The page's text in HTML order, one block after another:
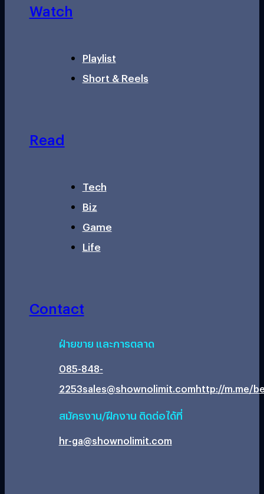
Watch
Playlist
Short & Reels
Read
Tech
Biz
Game
Life
Contact
ฝ่ายขาย และการตลาด
085-848-
2253sales@shownolimit.comhttp://m.me/
สมัครงาน/ฝึกงาน ติดต่อได้ที่
hr-ga@shownolimit.com